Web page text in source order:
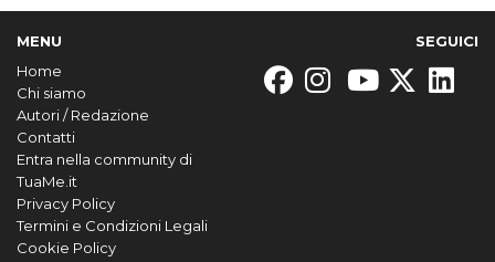
MENU
Home
Chi siamo
Autori / Redazione
Contatti
Entra nella community di
TuaMe.it
Privacy Policy
Termini e Condizioni Legali
Cookie Policy
SEGUICI